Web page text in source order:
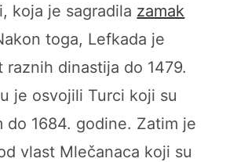
koja je sagradila zamak
toga, Lefkada je
raznih dinastija do 1479.
je osvojili Turci koji su
do 1684. godine. Zatim je
vlast Mlečanaca koji su